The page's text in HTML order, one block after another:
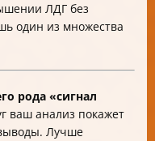
ЛДГ без
один из множества
рода «сигнал
ваш анализ покажет
Лучше